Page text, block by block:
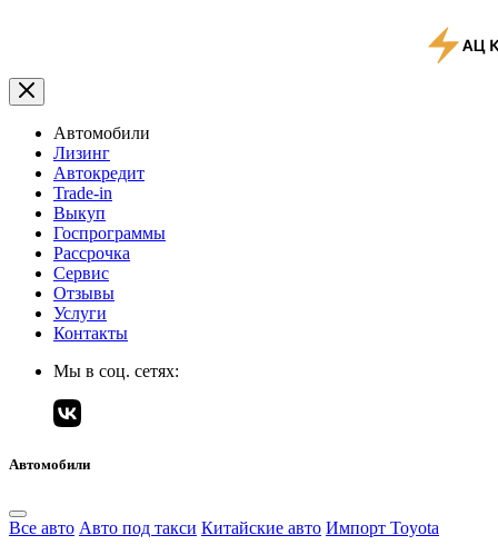
Автомобили
Лизинг
Автокредит
Trade-in
Выкуп
Госпрограммы
Рассрочка
Сервис
Отзывы
Услуги
Контакты
Мы в соц. сетях:
Автомобили
Все авто Авто под такси Китайские авто Импорт Toyota